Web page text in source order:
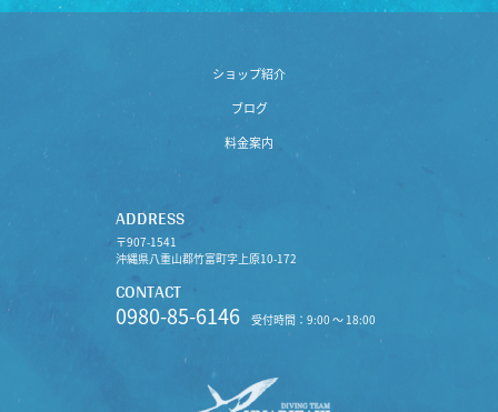
ショップ紹介
ブログ
料金案内
ADDRESS
〒907-1541
沖縄県八重山郡竹富町字上原10-172
CONTACT
0980-85-6146 受付時間：9:00 〜 18:00